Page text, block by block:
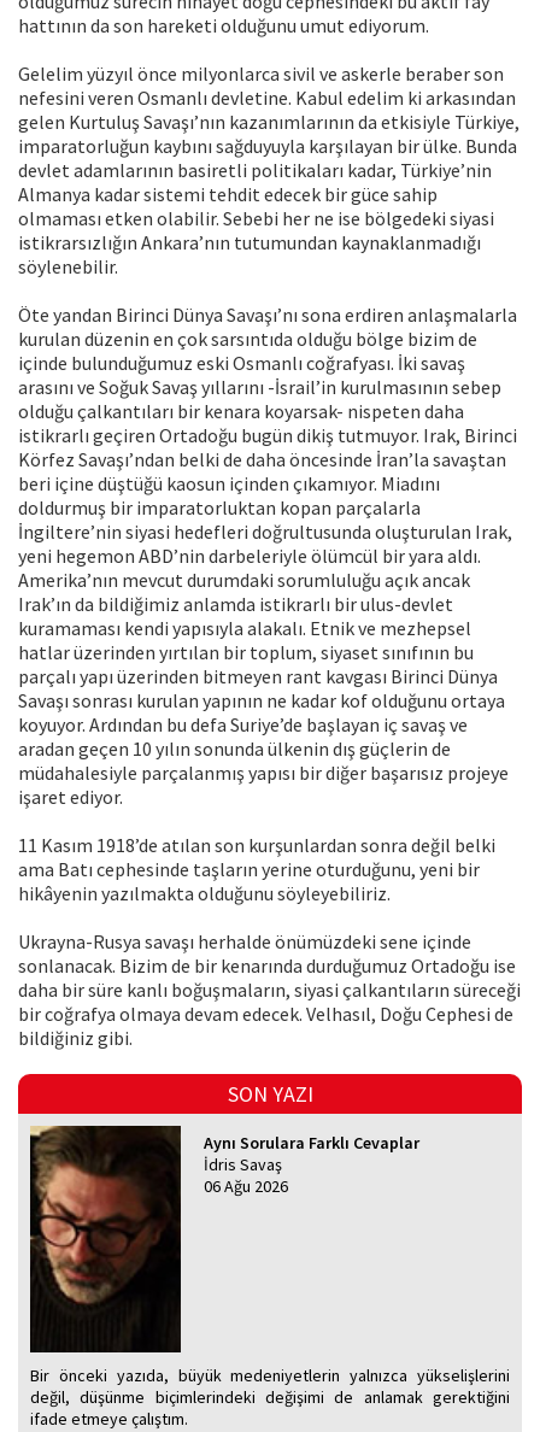
hattının da son hareketi olduğunu umut ediyorum.
Gelelim yüzyıl önce milyonlarca sivil ve askerle beraber son
nefesini veren Osmanlı devletine. Kabul edelim ki arkasından
gelen Kurtuluş Savaşı’nın kazanımlarının da etkisiyle Türkiye,
imparatorluğun kaybını sağduyuyla karşılayan bir ülke. Bunda
devlet adamlarının basiretli politikaları kadar, Türkiye’nin
Almanya kadar sistemi tehdit edecek bir güce sahip
olmaması etken olabilir. Sebebi her ne ise bölgedeki siyasi
istikrarsızlığın Ankara’nın tutumundan kaynaklanmadığı
söylenebilir.
Öte yandan Birinci Dünya Savaşı’nı sona erdiren anlaşmalarla
kurulan düzenin en çok sarsıntıda olduğu bölge bizim de
içinde bulunduğumuz eski Osmanlı coğrafyası. İki savaş
arasını ve Soğuk Savaş yıllarını -İsrail’in kurulmasının sebep
olduğu çalkantıları bir kenara koyarsak- nispeten daha
istikrarlı geçiren Ortadoğu bugün dikiş tutmuyor. Irak, Birinci
Körfez Savaşı’ndan belki de daha öncesinde İran’la savaştan
beri içine düştüğü kaosun içinden çıkamıyor. Miadını
doldurmuş bir imparatorluktan kopan parçalarla
İngiltere’nin siyasi hedefleri doğrultusunda oluşturulan Irak,
yeni hegemon ABD’nin darbeleriyle ölümcül bir yara aldı.
Amerika’nın mevcut durumdaki sorumluluğu açık ancak
Irak’ın da bildiğimiz anlamda istikrarlı bir ulus-devlet
kuramaması kendi yapısıyla alakalı. Etnik ve mezhepsel
hatlar üzerinden yırtılan bir toplum, siyaset sınıfının bu
parçalı yapı üzerinden bitmeyen rant kavgası Birinci Dünya
Savaşı sonrası kurulan yapının ne kadar kof olduğunu ortaya
koyuyor. Ardından bu defa Suriye’de başlayan iç savaş ve
aradan geçen 10 yılın sonunda ülkenin dış güçlerin de
müdahalesiyle parçalanmış yapısı bir diğer başarısız projeye
işaret ediyor.
11 Kasım 1918’de atılan son kurşunlardan sonra değil belki
ama Batı cephesinde taşların yerine oturduğunu, yeni bir
hikâyenin yazılmakta olduğunu söyleyebiliriz.
Ukrayna-Rusya savaşı herhalde önümüzdeki sene içinde
sonlanacak. Bizim de bir kenarında durduğumuz Ortadoğu ise
daha bir süre kanlı boğuşmaların, siyasi çalkantıların süreceği
bir coğrafya olmaya devam edecek. Velhasıl, Doğu Cephesi de
bildiğiniz gibi.
SON YAZI
Aynı Sorulara Farklı Cevaplar
İdris Savaş
06 Ağu 2026
Bir önceki yazıda, büyük medeniyetlerin yalnızca yükselişlerini
değil, düşünme biçimlerindeki değişimi de anlamak gerektiğini
ifade etmeye çalıştım.